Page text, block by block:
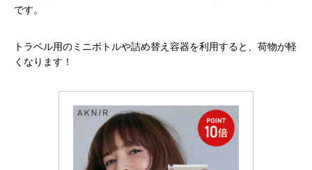
です。
トラベル用のミニボトルや詰め替え容器を利用すると、荷物が軽
くなります！